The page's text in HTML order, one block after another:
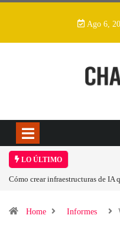
Ago 6,
LO ÚLTIMO
de IA que la comunidad
Home Informes